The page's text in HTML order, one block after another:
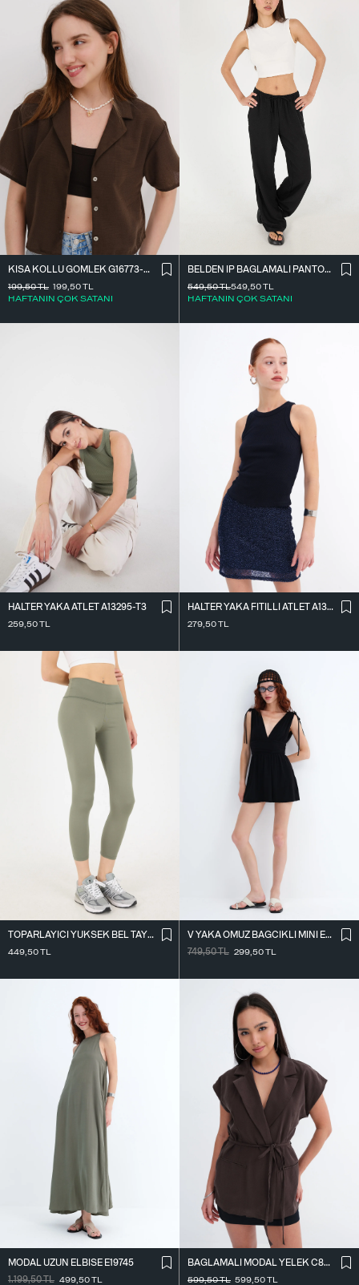
KISA KOLLU GÖMLEK G16773-Z8
199,50TL
HAFTANIN ÇOK SATANI
199,50TL
BELDEN İ̇P BAĞLAMALI PANTOLON PN16372-İ6
549,50TL
HAFTANIN ÇOK SATANI
549,50TL
HALTER YAKA ATLET A13295-T3
259,50TL
HALTER YAKA FITILLI ATLET A13294-L7
279,50TL
TOPARLAYICI YÜKSEK BEL TAYT TYT4000-R11
449,50TL
V YAKA OMUZ BAĞCIKLI MINI ELBISE E3394
749,50TL 299,50TL
MODAL UZUN ELBISE E19745
1.199,50TL 499,50TL
BAĞLAMALI MODAL YELEK C8021
599,50TL 599,50TL